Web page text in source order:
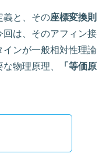
義と、その座標変換則
は、そのアフィン接
ンが一般相対性理論
物理原理、
「等価原